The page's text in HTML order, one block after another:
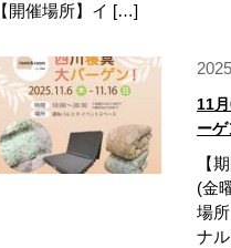
【開催場所】イ […]
11
ーゲ
【
(金
場
ナ